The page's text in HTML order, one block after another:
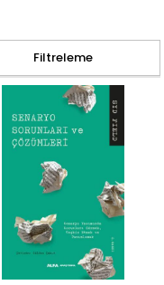
Filtreleme